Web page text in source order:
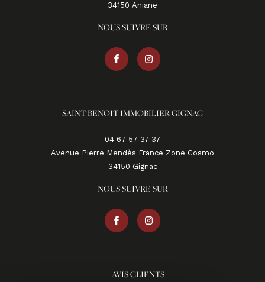
34150
aniane
NOUS SUIVRE SUR
SAINT BENOIT IMMOBILIER GIGNAC
04 67 57 37 37
Avenue Pierre Mendès France Zone Cosmo
34150
gignac
NOUS SUIVRE SUR
AVIS CLIENTS